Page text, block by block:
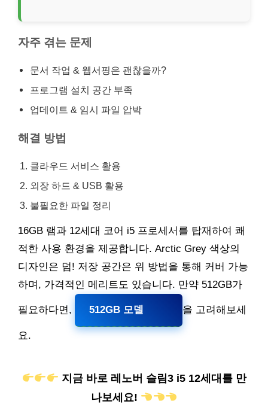
자주 겪는 문제
문서 작업 & 웹서핑은 괜찮을까?
프로그램 설치 공간 부족
업데이트 & 임시 파일 압박
해결 방법
클라우드 서비스 활용
외장 하드 & USB 활용
불필요한 파일 정리
16GB 램과 12세대 코어 i5 프로세서를 탑재하여 쾌
적한 사용 환경을 제공합니다. Arctic Grey 색상의
디자인은 덤! 저장 공간은 위 방법을 통해 커버 가능
하며, 가격적인 메리트도 있습니다. 만약 512GB가
필요하다면, 512GB 모델 을 고려해보세
요.
지금 바로 레노버 슬림3 i5 12세대를 만
나보세요!